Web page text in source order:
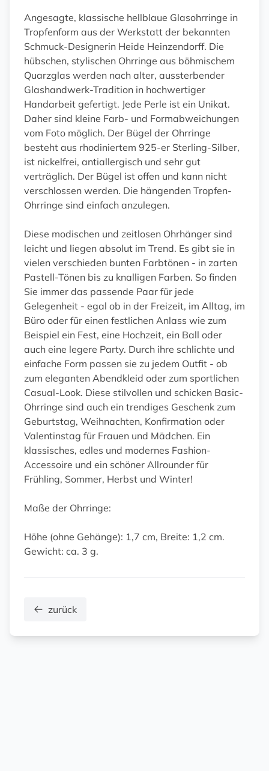
Angesagte, klassische hellblaue Glasohrringe in
Tropfenform aus der Werkstatt der bekannten
Schmuck-Designerin Heide Heinzendorff. Die
hübschen, stylischen Ohrringe aus böhmischem
Quarzglas werden nach alter, aussterbender
Glashandwerk-Tradition in hochwertiger
Handarbeit gefertigt. Jede Perle ist ein Unikat.
Daher sind kleine Farb- und Formabweichungen
vom Foto möglich. Der Bügel der Ohrringe
besteht aus rhodiniertem 925-er Sterling-Silber,
ist nickelfrei, antiallergisch und sehr gut
verträglich. Der Bügel ist offen und kann nicht
verschlossen werden. Die hängenden Tropfen-
Ohrringe sind einfach anzulegen.
Diese modischen und zeitlosen Ohrhänger sind
leicht und liegen absolut im Trend. Es gibt sie in
vielen verschieden bunten Farbtönen - in zarten
Pastell-Tönen bis zu knalligen Farben. So finden
Sie immer das passende Paar für jede
Gelegenheit - egal ob in der Freizeit, im Alltag, im
Büro oder für einen festlichen Anlass wie zum
Beispiel ein Fest, eine Hochzeit, ein Ball oder
auch eine legere Party. Durch ihre schlichte und
einfache Form passen sie zu jedem Outfit - ob
zum eleganten Abendkleid oder zum sportlichen
Casual-Look. Diese stilvollen und schicken Basic-
Ohrringe sind auch ein trendiges Geschenk zum
Geburtstag, Weihnachten, Konfirmation oder
Valentinstag für Frauen und Mädchen. Ein
klassisches, edles und modernes Fashion-
Accessoire und ein schöner Allrounder für
Frühling, Sommer, Herbst und Winter!
Maße der Ohrringe:
Höhe (ohne Gehänge): 1,7 cm, Breite: 1,2 cm.
Gewicht: ca. 3 g.
zurück